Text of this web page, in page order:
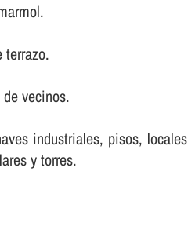
terrazo.
vecinos.
industriales, pisos, locales
y torres.